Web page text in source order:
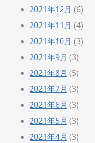
2021年12月 (6)
2021年11月 (4)
2021年10月 (3)
2021年9月 (3)
2021年8月 (5)
2021年7月 (3)
2021年6月 (3)
2021年5月 (3)
2021年4月 (3)